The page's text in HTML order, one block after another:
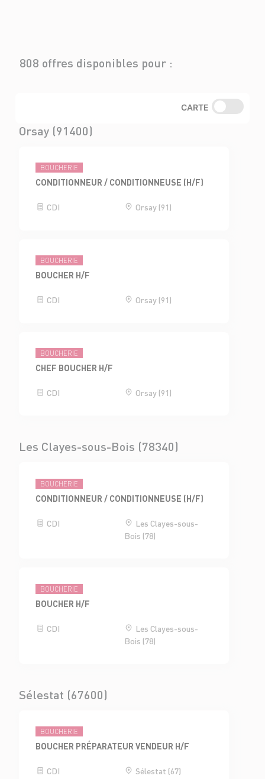
808 offres disponibles pour :
CARTE
Orsay (91400)
BOUCHERIE
CONDITIONNEUR / CONDITIONNEUSE (H/F)
CDI Orsay (91)
BOUCHERIE
BOUCHER H/F
CDI Orsay (91)
BOUCHERIE
CHEF BOUCHER H/F
CDI Orsay (91)
Les Clayes-sous-Bois (78340)
BOUCHERIE
CONDITIONNEUR / CONDITIONNEUSE (H/F)
CDI
Les Clayes-sous-
Bois (78)
BOUCHERIE
BOUCHER H/F
CDI
Les Clayes-sous-
Bois (78)
Sélestat (67600)
BOUCHERIE
BOUCHER PRÉPARATEUR VENDEUR H/F
CDI Sélestat (67)